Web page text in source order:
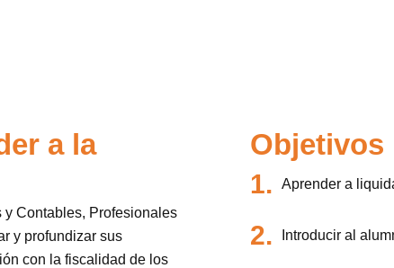
a la
y Contables, Profesionales
y profundizar sus
con la fiscalidad de los
Objetivos
1. Aprender a
2. Introducir al